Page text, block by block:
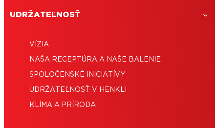
UDRŽATEĽNOSŤ
VÍZIA
NAŠA RECEPTÚRA ​​A NAŠE BALENIE
SPOLOČENSKÉ INICIATÍVY
UDRŽATEĽNOSŤ V HENKLI
KLÍMA A PRÍRODA